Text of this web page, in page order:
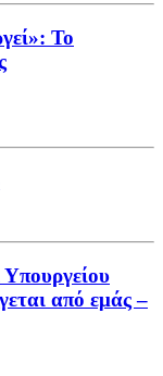
Το
Υπουργείου
από εμάς –